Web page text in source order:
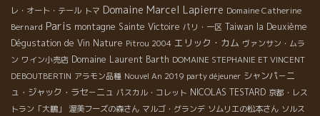
レ・オート・テール トマ Domaine Marcel Lapierre Domaine Catherine
Bernard Paris montagne Sainte Victoire パリ・一区 Taiwan la Deuxième
Dégustation de Vin Nature Pitrou 2004 エリック・カム ヴァンサン・ムラ
ン ワイン小売店 Domaine Laurent Barth DOMAINE STEPHANIE ET VINCENT
DEBOUTBERTIN アラモン品種 Nouvel An 2019 party déjeuner シャンパ－ニ
ュ・ジャック・ラセ－ニュ パスカル・コレット NICOLAS TESTARD 京都・レス
トラン「大鵬」
渥美フーズの森さん マルゴ・グランデ ソムリエの松本さん ソルス